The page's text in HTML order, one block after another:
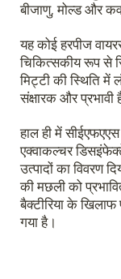
बीजाणु, मोल्ड और
यह कोई हरपीज
चिकित्सकीय रूप से
मिट्टी की स्थिति में
संक्षारक और प्रभावी
हाल ही में सीईएफएएस
एक्वाकल्चर
उत्पादों का विवरण
की मछली को
बैक्टीरिया के खिलाफ
गया है।